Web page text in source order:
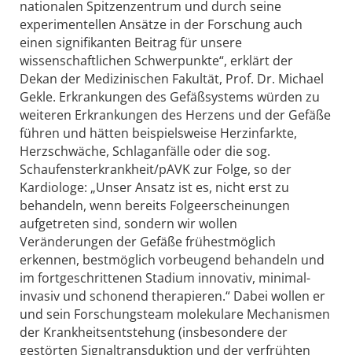
nationalen Spitzenzentrum und durch seine
experimentellen Ansätze in der Forschung auch
einen signifikanten Beitrag für unsere
wissenschaftlichen Schwerpunkte“, erklärt der
Dekan der Medizinischen Fakultät, Prof. Dr. Michael
Gekle. Erkrankungen des Gefäßsystems würden zu
weiteren Erkrankungen des Herzens und der Gefäße
führen und hätten beispielsweise Herzinfarkte,
Herzschwäche, Schlaganfälle oder die sog.
Schaufensterkrankheit/pAVK zur Folge, so der
Kardiologe: „Unser Ansatz ist es, nicht erst zu
behandeln, wenn bereits Folgeerscheinungen
aufgetreten sind, sondern wir wollen
Veränderungen der Gefäße frühestmöglich
erkennen, bestmöglich vorbeugend behandeln und
im fortgeschrittenen Stadium innovativ, minimal-
invasiv und schonend therapieren.“ Dabei wollen er
und sein Forschungsteam molekulare Mechanismen
der Krankheitsentstehung (insbesondere der
gestörten Signaltransduktion und der verfrühten